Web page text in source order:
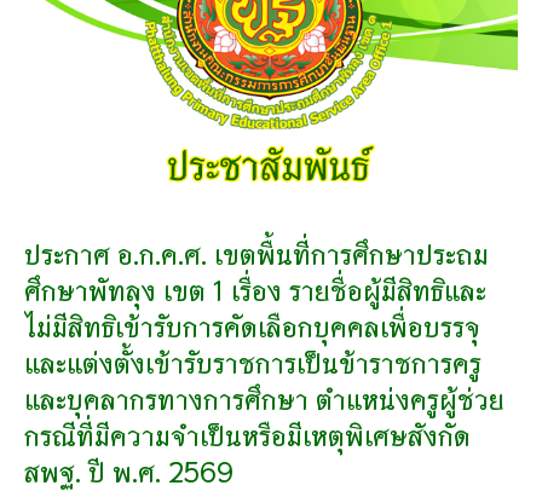
ประกาศ อ.ก.ค.ศ. เขตพื้นที่การศึกษาประถม
ศึกษาพัทลุง เขต 1 เรื่อง รายชื่อผู้มีสิทธิและ
ไม่มีสิทธิเข้ารับการคัดเลือกบุคคลเพื่อบรรจุ
และแต่งตั้งเข้ารับราชการเป็นข้าราชการครู
และบุคลากรทางการศึกษา ตำแหน่งครูผู้ช่วย
กรณีที่มีความจำเป็นหรือมีเหตุพิเศษสังกัด
สพฐ. ปี พ.ศ. 2569
ศึกษา
และ
ไม่มี
สิทธิ
เข้า
รับ
คัด
เลือก
บุคคล
เพื่อ